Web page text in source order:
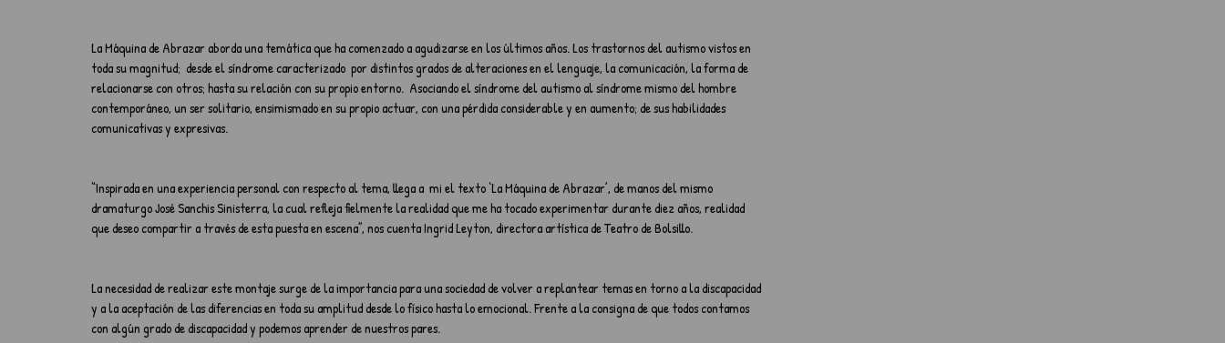
La Máquina de Abrazar aborda una temática que ha comenzado a agudizarse en los últimos años. Los trastornos del autismo vistos en
toda su magnitud;  desde el síndrome caracterizado  por distintos grados de alteraciones en el lenguaje, la comunicación, la forma de
relacionarse con otros; hasta su relación con su propio entorno.  Asociando el síndrome del autismo al síndrome mismo del hombre
contemporáneo, un ser solitario, ensimismado en su propio actuar, con una pérdida considerable y en aumento; de sus habilidades
comunicativas y expresivas.
“Inspirada en una experiencia personal con respecto al tema, llega a  mi el texto ‘La Máquina de Abrazar’, de manos del mismo
dramaturgo José Sanchis Sinisterra, la cual refleja fielmente la realidad que me ha tocado experimentar durante diez años, realidad
que deseo compartir a través de esta puesta en escena”, nos cuenta Ingrid Leyton, directora artística de Teatro de Bolsillo.
La necesidad de realizar este montaje surge de la importancia para una sociedad de volver a replantear temas en torno a la discapacidad
y a la aceptación de las diferencias en toda su amplitud desde lo físico hasta lo emocional. Frente a la consigna de que todos contamos
con algún grado de discapacidad y podemos aprender de nuestros pares.